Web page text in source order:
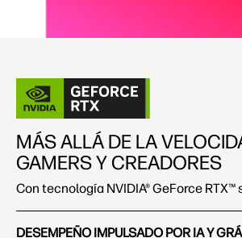
MÁS ALLÁ DE LA
GAMERS Y CREADORES
Con tecnología NVIDIA® GeForce RTX™
DESEMPEÑO IMPULSADO POR IA Y